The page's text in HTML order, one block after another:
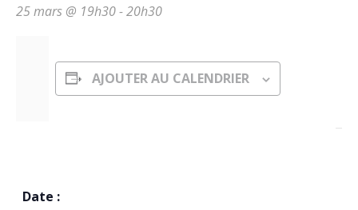
25 mars @ 19h30-20h30
AJOUTER AU CALENDRIER
Date :